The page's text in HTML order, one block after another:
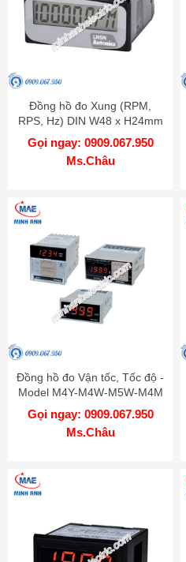
Đồng hồ đo Xung (RPM,
RPS, Hz) DIN W48 x H24mm
Chỉ hiển thị - Model LR5N-B
Gọi ngay: 0909.067.950
Ms.Châu
Đồng hồ đo Vận tốc, Tốc độ -
Model M4Y-M4W-M5W-M4M
Gọi ngay: 0909.067.950
Ms.Châu